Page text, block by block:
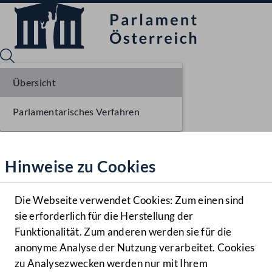
Hilfe
Benutzer
Navigationsmenü öffnen
MENÜ
Hinweise zu Cookies
Die Webseite verwendet Cookies: Zum einen sind
sie erforderlich für die Herstellung der
Funktionalität. Zum anderen werden sie für die
anonyme Analyse der Nutzung verarbeitet. Cookies
zu Analysezwecken werden nur mit Ihrem
Übersicht
Parlamentarisches Verfahren